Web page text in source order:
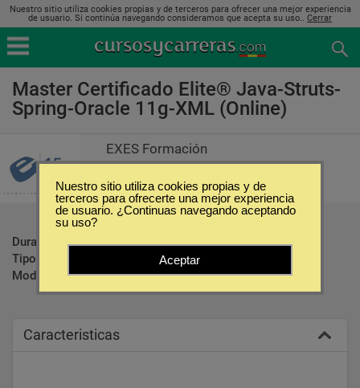
Nuestro sitio utiliza cookies propias y de terceros para ofrecer una mejor experiencia
de usuario. Si continúa navegando consideramos que acepta su uso.. Cerrar
Master Certificado Elite® Java-Struts-
Spring-Oracle 11g-XML (Online)
EXES Formación
Duración:
12 Meses
Tipo:
Modalidad:
Online
Caracteristicas
Nuestro sitio utiliza cookies propias y de
terceros para ofrecerte una mejor experiencia
de usuario. ¿Continuas navegando aceptando
su uso?
Aceptar